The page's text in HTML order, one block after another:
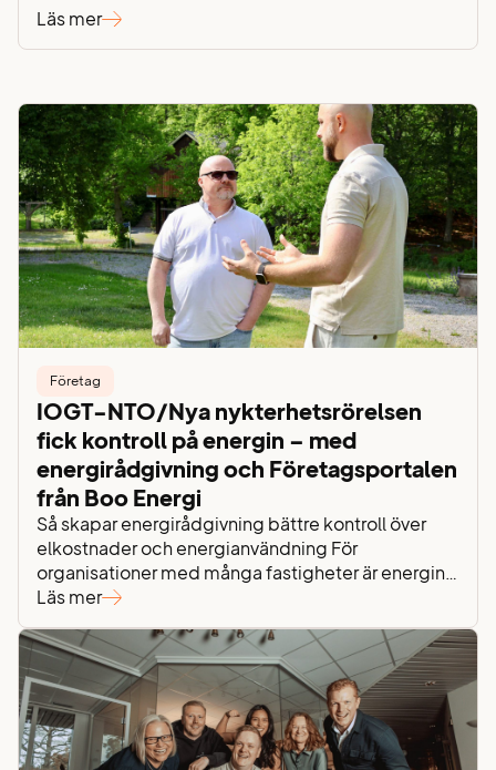
vårt sätt – genom att installera tio hjärtstartare på
Läs mer
Företag
IOGT-NTO/Nya nykterhetsrörelsen
fick kontroll på energin – med
energirådgivning och Företagsportalen
från Boo Energi
Så skapar energirådgivning bättre kontroll över
elkostnader och energianvändning För
organisationer med många fastigheter är energin
en viktig – men ofta svåröverskådlig – del av
verksamheten. För IOGT-NTO/Nya
nykterhetsrörelsen handlar det inte bara om att
köpa el, utan om att förstå hur energin används,
vad den kostar och hur den kan optimeras. Genom
att arbeta…
Läs mer